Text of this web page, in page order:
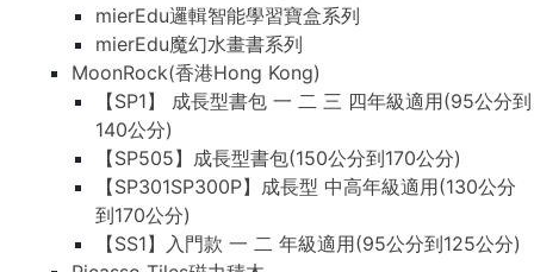
mierEdu邏輯智能學習寶盒系列
mierEdu魔幻水畫書系列
MoonRock(香港Hong Kong)
【SP1】 成長型書包 一 二 三 四年級適用(95公分到
140公分)
【SP505】成長型書包(150公分到170公分)
【SP301SP300P】成長型 中高年級適用(130公分
到170公分)
【SS1】入門款 一 二 年級適用(95公分到125公分)